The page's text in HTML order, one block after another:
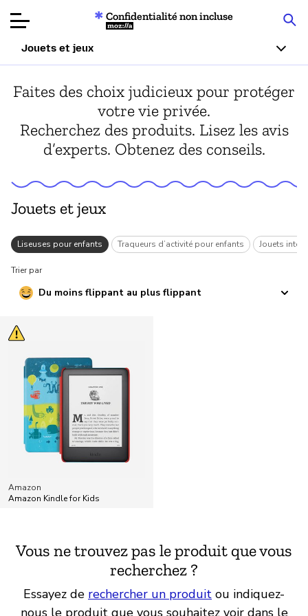
Tests de
produits
Articles
Confidentialité non incluse
Mozilla
Jouets et jeux
Faites des choix judicieux pour protéger
votre vie privée.
Recherchez des produits. Lisez les avis
d’experts. Obtenez des conseils.
Jouets et jeux
Liseuses pour enfants Traqueurs d’activité pour enfants Jouets
Trier par
Du moins flippant au plus flippant
Amazon
Amazon Kindle for Kids
Vous ne trouvez pas le produit que vous
recherchez ?
Essayez de rechercher un produit ou indiquez-
nous le produit que vous souhaitez voir dans le